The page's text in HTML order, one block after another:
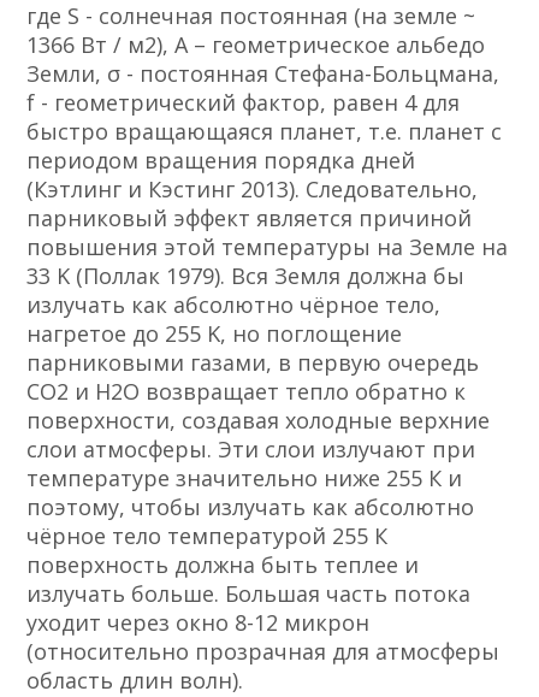
где S - солнечная постоянная (на земле ~
1366 Вт / м2), А – геометрическое альбедо
Земли, σ - постоянная Стефана-Больцмана,
f - геометрический фактор, равен 4 для
быстро вращающаяся планет, т.е. планет с
периодом вращения порядка дней
(Кэтлинг и Кэстинг 2013). Следовательно,
парниковый эффект является причиной
повышения этой температуры на Земле на
33 K (Поллак 1979). Вся Земля должна бы
излучать как абсолютно чёрное тело,
нагретое до 255 K, но поглощение
парниковыми газами, в первую очередь
СО2 и Н2О возвращает тепло обратно к
поверхности, создавая холодные верхние
слои атмосферы. Эти слои излучают при
температуре значительно ниже 255 К и
поэтому, чтобы излучать как абсолютно
чёрное тело температурой 255 К
поверхность должна быть теплее и
излучать больше. Большая часть потока
уходит через окно 8-12 микрон
(относительно прозрачная для атмосферы
область длин волн).